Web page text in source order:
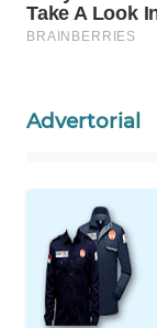
Advertorial
TV
WAHANANEWS
NET
WAHANA